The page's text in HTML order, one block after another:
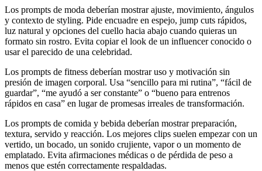
Los prompts de moda deberían mostrar ajuste, movimiento, ángulos
y contexto de styling. Pide encuadre en espejo, jump cuts rápidos,
luz natural y opciones del cuello hacia abajo cuando quieras un
formato sin rostro. Evita copiar el look de un influencer conocido o
usar el parecido de una celebridad.
Los prompts de fitness deberían mostrar uso y motivación sin
presión de imagen corporal. Usa “sencillo para mi rutina”, “fácil de
guardar”, “me ayudó a ser constante” o “bueno para entrenos
rápidos en casa” en lugar de promesas irreales de transformación.
Los prompts de comida y bebida deberían mostrar preparación,
textura, servido y reacción. Los mejores clips suelen empezar con un
vertido, un bocado, un sonido crujiente, vapor o un momento de
emplatado. Evita afirmaciones médicas o de pérdida de peso a
menos que estén correctamente respaldadas.